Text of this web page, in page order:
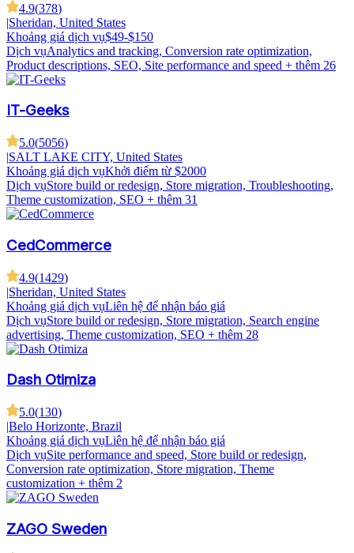
4.9(378)
|Sheridan, United States
Khoảng giá dịch vụ$49-$150
Dịch vụAnalytics and tracking, Conversion rate optimization,
Product descriptions, SEO, Site performance and speed + thêm 26
IT-Geeks
5.0(5056)
|SALT LAKE CITY, United States
Khoảng giá dịch vụKhởi điểm từ $2000
Dịch vụStore build or redesign, Store migration, Troubleshooting,
Theme customization, SEO + thêm 31
CedCommerce
4.9(1429)
|Sheridan, United States
Khoảng giá dịch vụLiên hệ để nhận báo giá
Dịch vụStore build or redesign, Store migration, Search engine
advertising, Theme customization, SEO + thêm 28
Dash Otimiza
5.0(130)
|Belo Horizonte, Brazil
Khoảng giá dịch vụLiên hệ để nhận báo giá
Dịch vụSite performance and speed, Store build or redesign,
Conversion rate optimization, Store migration, Theme
customization + thêm 2
ZAGO Sweden